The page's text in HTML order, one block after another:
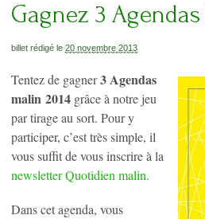
Gagnez 3
billet rédigé le 20 novembre 2013
Tentez de gagner3 Agendas
malin 2014 grâce à notre jeu
par tirage au sort. Pour y
participer, c’est très simple, il
vous suffit de vous inscrire à la
newsletter Quotidien malin.
Dans cet agenda, vous